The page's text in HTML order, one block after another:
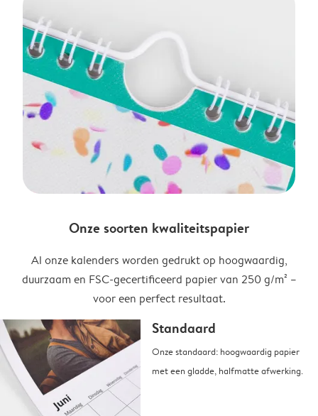
Onze soorten kwaliteitspapier
Al onze kalenders worden gedrukt op hoogwaardig,
duurzaam en FSC-gecertificeerd papier van 250 g/m² –
voor een perfect resultaat.
Standaard
Onze standaard: hoogwaardig papier
met een gladde, halfmatte afwerking.